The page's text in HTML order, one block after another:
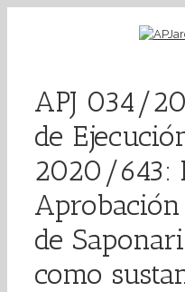
APJ 034/
de
2020/643:
de
como